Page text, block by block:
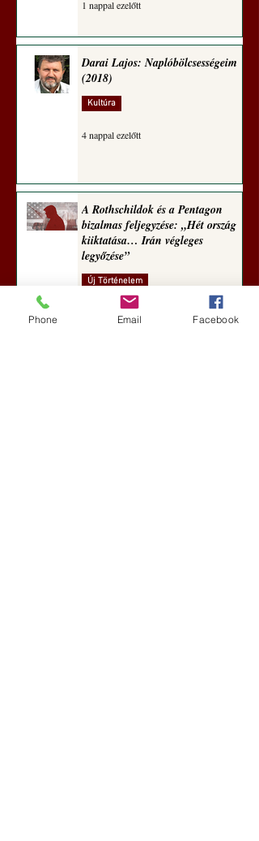
1 nappal ezelőtt
Darai Lajos: Naplóbölcsességeim
(2018)
Kultúra
4 nappal ezelőtt
A Rothschildok és a Pentagon
bizalmas feljegyzése: „Hét ország
kiiktatása… Irán végleges
legyőzése”
Új Történelem
5 nappal ezelőtt
Phone Email Facebook